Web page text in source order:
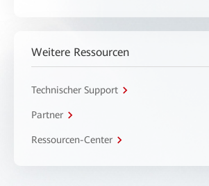
Weitere Ressourcen
Technischer Support
Partner
Ressourcen-Center